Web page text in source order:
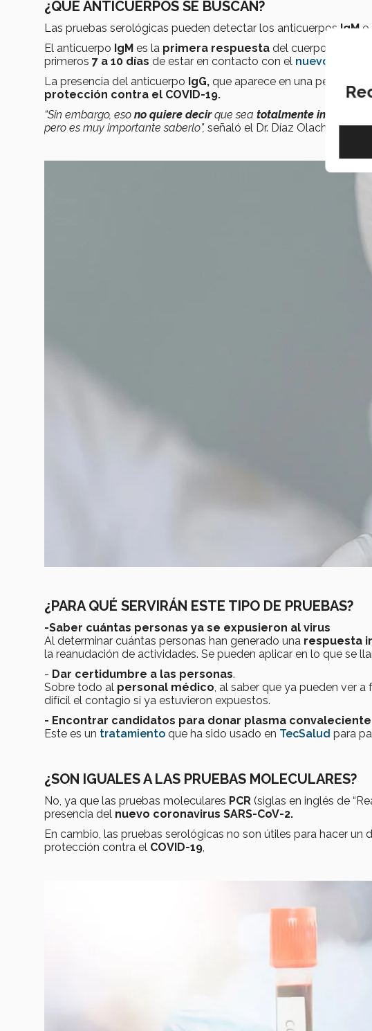
¿QUÉ ANTICUERPOS SE BUSCAN?
Las pruebas serológicas pueden detectar los anticuerpos IgM e
El anticuerpo IgM es la primera respuesta del cuerpo que
primeros 7 a 10 días de estar en contacto con el nuevo
La presencia del anticuerpo IgG, que aparece en una persona a
protección contra el COVID-19.
“Sin embargo, eso no quiere decirque sea totalmente inmune
pero es muy importante saberlo”, señaló el Dr. Díaz Olachea.
¿PARA QUÉ SERVIRÁN ESTE TIPO DE PRUEBAS?
-Saber cuántas personas ya se expusieron al virus
Al determinar cuántas personas han generado una respuesta
la reanudación de actividades. Se pueden aplicar en lo que se
- Dar certidumbre a las personas.
Sobre todo al personal médico , al saber que ya pueden ver
difícil el contagio si ya estuvieron expuestos.
- Encontrar candidatos para donar plasma convaleciente
Este es un tratamiento que ha sido usado en TecSalud para
¿SON IGUALES A LAS PRUEBAS MOLECULARES?
No, ya que las pruebas moleculares PCR (siglas en inglés de
presencia del nuevo coronavirus SARS-CoV-2.
En cambio, las pruebas serológicas no son útiles para hacer un
protección contra el COVID-19